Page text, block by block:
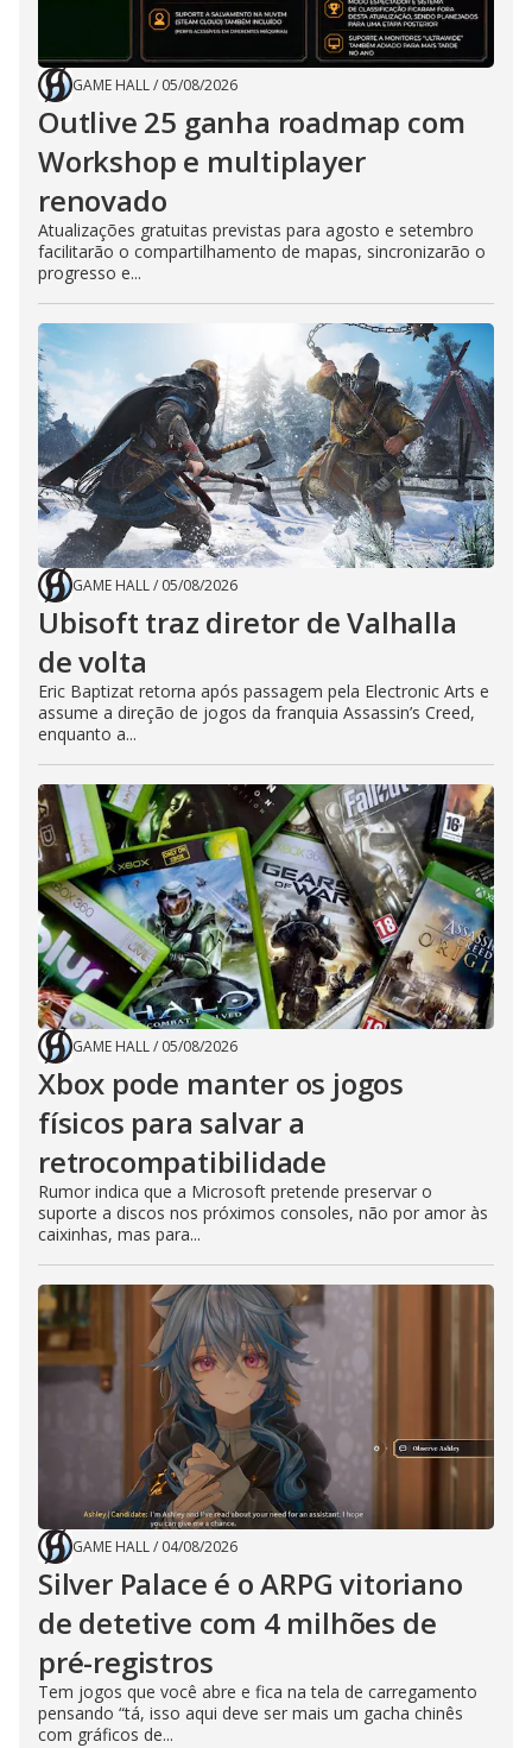
GAME HALL/ 05/08/2026
Outlive 25 ganha roadmap com
Workshop e multiplayer
renovado
Atualizações gratuitas previstas para agosto e setembro
facilitarão o compartilhamento de mapas, sincronizarão o
progresso e...
GAME HALL/ 05/08/2026
Ubisoft traz diretor de Valhalla
de volta
Eric Baptizat retorna após passagem pela Electronic Arts e
assume a direção de jogos da franquia Assassin’s Creed,
enquanto a...
GAME HALL/ 05/08/2026
Xbox pode manter os jogos
físicos para salvar a
retrocompatibilidade
Rumor indica que a Microsoft pretende preservar o
suporte a discos nos próximos consoles, não por amor às
caixinhas, mas para...
GAME HALL/ 04/08/2026
Silver Palace é o ARPG vitoriano
de detetive com 4 milhões de
pré-registros
Tem jogos que você abre e fica na tela de carregamento
pensando “tá, isso aqui deve ser mais um gacha chinês
com gráficos de...